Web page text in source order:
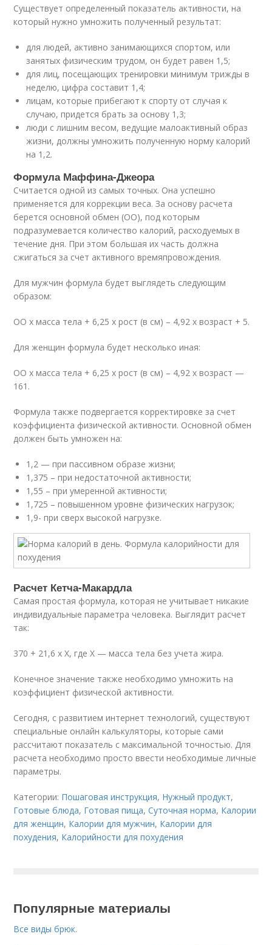
Существует определенный показатель активности, на
который нужно умножить полученный результат:
для людей, активно занимающихся спортом, или
занятых физическим трудом, он будет равен 1,5;
для лиц, посещающих тренировки минимум трижды в
неделю, цифра составит 1,4;
лицам, которые прибегают к спорту от случая к
случаю, придется брать за основу 1,3;
люди с лишним весом, ведущие малоактивный образ
жизни, должны умножить полученную норму калорий
на 1,2.
Формула Маффина-Джеора
Считается одной из самых точных. Она успешно
применяется для коррекции веса. За основу расчета
берется основной обмен (ОО), под которым
подразумевается количество калорий, расходуемых в
течение дня. При этом большая их часть должна
сжигаться за счет активного времяпровождения.
Для мужчин формула будет выглядеть следующим
образом:
ОО х масса тела + 6,25 х рост (в см) – 4,92 х возраст + 5.
Для женщин формула будет несколько иная:
ОО х масса тела + 6,25 х рост (в см) – 4,92 х возраст —
161.
Формула также подвергается корректировке за счет
коэффициента физической активности. Основной обмен
должен быть умножен на:
1,2 — при пассивном образе жизни;
1,375 – при недостаточной активности;
1,55 – при умеренной активности;
1,725 – повышенном уровне физических нагрузок;
1,9- при сверх высокой нагрузке.
Расчет Кетча-Макардла
Самая простая формула, которая не учитывает никакие
индивидуальные параметра человека. Выглядит расчет
так:
370 + 21,6 х Х, где Х — масса тела без учета жира.
Конечное значение также необходимо умножить на
коэффициент физической активности.
Сегодня, с развитием интернет технологий, существуют
специальные онлайн калькуляторы, которые сами
рассчитают показатель с максимальной точностью. Для
расчета необходимо просто ввести необходимые личные
параметры.
Категории: Пошаговая инструкция, Нужный продукт,
Готовые блюда, Готовая пища,Суточная норма, Калории
для женщин, Калории для мужчин, Калории для
похудения, Калорийности для похудения
Популярные материалы
Все виды брюк.